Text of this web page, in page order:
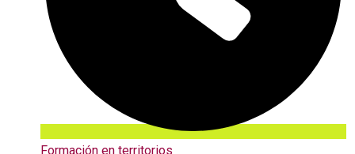
Formación en territorios